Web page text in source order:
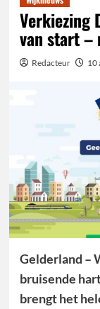
Verkiezing
van start –
Redacteur 10
Gelderland –
bruisende
brengt het